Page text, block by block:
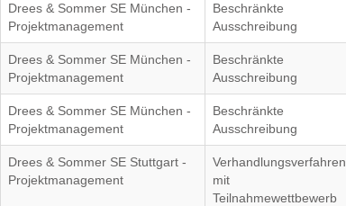
Drees & Sommer SE München -
Projektmanagement
Beschränkte
Ausschreibung
Drees & Sommer SE München -
Projektmanagement
Beschränkte
Ausschreibung
Drees & Sommer SE München -
Projektmanagement
Beschränkte
Ausschreibung
Drees & Sommer SE Stuttgart -
Projektmanagement
Verhandlungsverfahren
mit
Teilnahmewettbewerb